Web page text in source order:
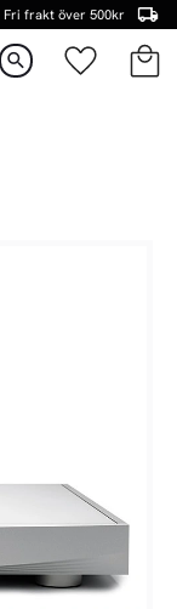
Fri frakt över 500kr
search Favoriter